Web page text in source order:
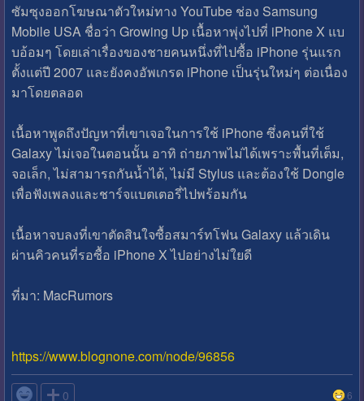
ซัมซุงออกโฆษณาตัวใหม่ทาง YouTube ช่อง Samsung
Mobile USA ชื่อว่า Growing Up เนื้อหาพุ่งไปที่ iPhone X แบ
บอ้อมๆ โดยเล่าเรื่องของชายคนหนึ่งที่ไปซื้อ iPhone รุ่นแรก
ตั้งแต่ปี 2007 และยังคงอัพเกรด iPhone เป็นรุ่นใหม่ๆ ต่อเนื่อง
มาโดยตลอด
เนื้อหาพูดถึงปัญหาที่เขาเจอในการใช้ iPhone ซึ่งคนที่ใช้
Galaxy ไม่เจอในตอนนั้น อาทิ ถ่ายภาพไม่ได้เพราะพื้นที่เต็ม,
จอเล็ก, ไม่สามารถกันน้ำได้, ไม่มี Stylus และต้องใช้ Dongle
เพื่อฟังเพลงและชาร์จแบตเตอรี่ไปพร้อมกัน
เนื้อหาจบลงที่เขาตัดสินใจซื้อสมาร์ทโฟน Galaxy แล้วเดิน
ผ่านคิวคนที่รอซื้อ iPhone X ไปอย่างไม่ใยดี
ที่มา: MacRumors
https://www.blognone.com/node/96856
 0 6